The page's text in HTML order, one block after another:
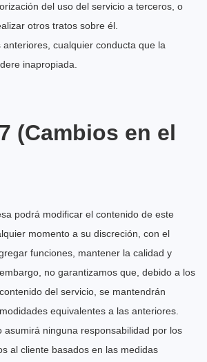
del uso del servicio a terceros, o
otros tratos sobre él.
anteriores, cualquier conducta que la
inapropiada.
(Cambios en el
podrá modificar el contenido de este
momento a su discreción, con el
funciones, mantener la calidad y
no garantizamos que, debido a los
del servicio, se mantendrán
equivalentes a las anteriores.
asumirá ninguna responsabilidad por los
al cliente basados en las medidas